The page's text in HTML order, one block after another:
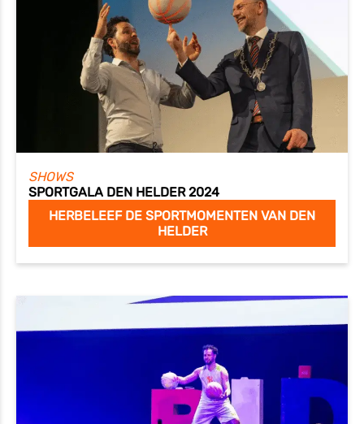
SHOWS
SPORTGALA DEN HELDER 2024
HERBELEEF DE SPORTMOMENTEN VAN DEN
HELDER